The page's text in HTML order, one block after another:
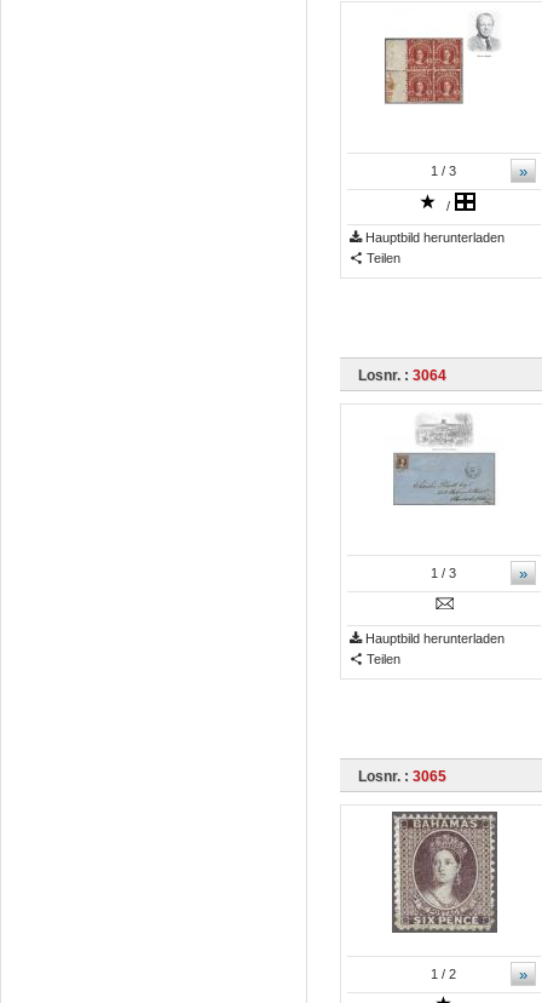
»
1 / 3
/
Hauptbild herunterladen
Teilen
Losnr. : 3064
»
1 / 3
Hauptbild herunterladen
Teilen
Losnr. : 3065
»
1 / 2